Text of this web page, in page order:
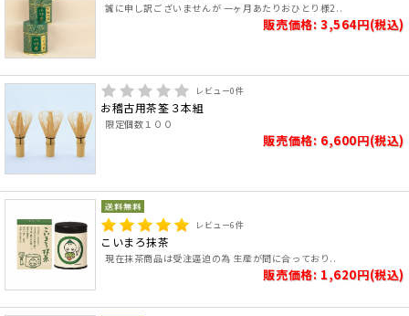
誠に申し訳ございませんが 一ヶ月あたりおひとり様2..
販売価格: 3,564円(税込)
レビュー0件
お稽古用茶筌３本組
限定個数１００
販売価格: 6,600円(税込)
レビュー6件
こいまろ抹茶
現在抹茶商品は受注逼迫の為 生産が間に合っており..
販売価格: 1,620円(税込)